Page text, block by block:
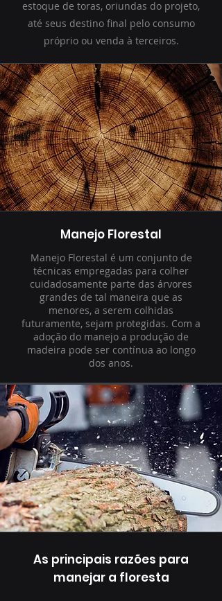
estoque de toras, oriundas do projeto,
até seus destino final pelo consumo
próprio ou venda à terceiros.
Manejo Florestal
Manejo Florestal é um conjunto de
técnicas empregadas para colher
cuidadosamente parte das árvores
grandes de tal maneira que as
menores, a serem colhidas
futuramente, sejam protegidas. Com a
adoção do manejo a produção de
madeira pode ser contínua ao longo
dos anos.
As principais razões para
manejar a floresta